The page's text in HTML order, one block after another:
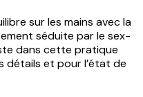
sur les mains avec la
séduite par le sex-
dans cette pratique
détails et pour l’état de